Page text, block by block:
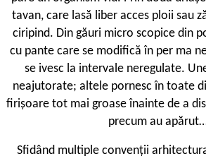
tavan, care lasă liber acces ploii sau
ciripind. Din găuri micro ­scopice din
cu pante care se modifică în per ­ma
se ivesc la intervale neregulate.
neajutorate; altele pornesc în toate
firișoare tot mai groase înainte de a
precum au
Sfidând multiple convenții